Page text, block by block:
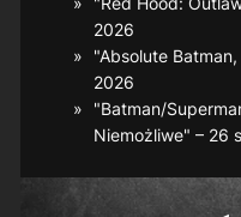
2026
"Absolute
2026
"Batman/
Niemożliwe" – 26